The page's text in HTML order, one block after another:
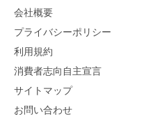
会社概要
プライバシーポリシー
利用規約
消費者志向自主宣言
サイトマップ
お問い合わせ